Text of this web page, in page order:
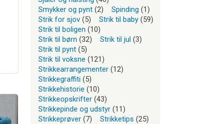
Smykker og pynt (2) Spinding (1)
Strik for sjov (5) Strik til baby (59)
Strik til boligen (10)
Strik til børn (32) Strik til jul (3)
Strik til pynt (5)
Strik til voksne (121)
Strikkearrangementer (12)
Strikkegraffiti (5)
Strikkehistorie (10)
Strikkeopskrifter (43)
Strikkepinde og udstyr (11)
Strikkeprøver (7) Strikketips (25)